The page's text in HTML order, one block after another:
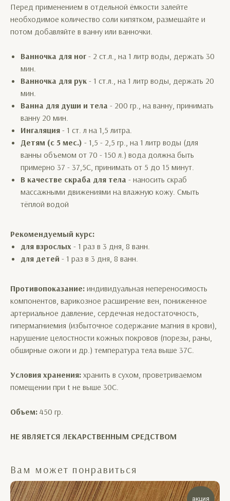
Перед применением в отдельной ёмкости залейте
необходимое количество соли кипятком, размешайте и
потом добавляйте в ванну или ванночки.
Ванночка для ног - 2 ст.л., на 1 литр воды, держать 30
мин.
Ванночка для рук - 1 ст.л., на 1 литр воды, держать 20
мин.
Ванна для души и тела - 200 гр., на ванну, принимать
ванну 20 мин.
Ингаляция - 1 ст. л на 1,5 литра.
Детям (с 5 мес.) - 1,5 - 2,5 гр., на 1 литр воды (для
ванны объемом от 70 - 150 л.) вода должна быть
примерно 37 - 37,5С, принимать от 5 до 15 минут.
В качестве скраба для тела - наносить скраб
массажными движениями на влажную кожу. Смыть
тёплой водой
Рекомендуемый курс:
для взрослых - 1 раз в 3 дня, 8 ванн.
для детей - 1 раз в 3 дня, 8 ванн.
Противопоказание: индивидуальная непереносимость
компонентов, варикозное расширение вен, пониженное
артериальное давление, сердечная недостаточность,
гипермагниемия (избыточное содержание магния в крови),
нарушение целостности кожных покровов (порезы, раны,
обширные ожоги и др.) температура тела выше 37С.
Условия хранения: хранить в сухом, проветриваемом
помещении при t не выше 30С.
Объем: 450 гр.
НЕ ЯВЛЯЕТСЯ ЛЕКАРСТВЕННЫМ СРЕДСТВОМ
Вам может понравиться
акция